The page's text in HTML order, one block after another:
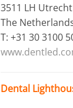
3511 LH Utrecht
The
T: +31 30 3100
Dental